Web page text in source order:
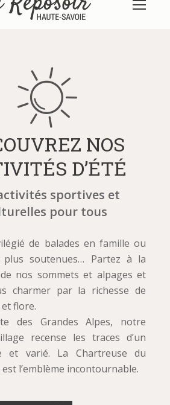
NOS
D’ÉTÉ
sportives et
pour tous
de balades en famille ou
plus soutenues… Partez à la
nos sommets et alpages et
charmer par la richesse de
flore.
des Grandes Alpes, notre
recense les traces d’un
et varié. La Chartreuse du
l’emblème incontournable.